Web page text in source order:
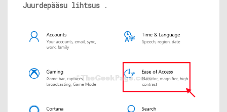
Juurdepääsu lihtsus .